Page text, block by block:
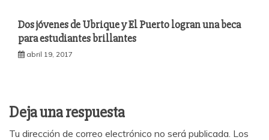
Dos jóvenes de Ubrique y El Puerto logran una beca
para estudiantes brillantes
abril 19, 2017
Deja una respuesta
Tu dirección de correo electrónico no será publicada. Los